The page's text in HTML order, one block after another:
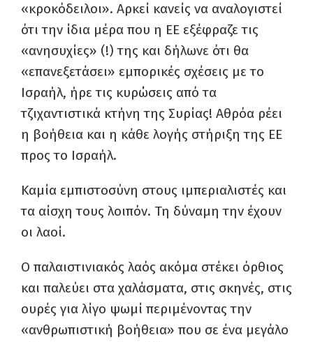
«κροκόδειλοι». Αρκεί κανείς να αναλογιστεί
ότι την ίδια μέρα που η ΕΕ εξέφραζε τις
«ανησυχίες» (!) της και δήλωνε ότι θα
«επανεξετάσει» εμπορικές σχέσεις με το
Ισραήλ, ήρε τις κυρώσεις από τα
τζιχαντιστικά κτήνη της Συρίας! Αθρόα ρέει
η βοήθεια και η κάθε λογής στήριξη της ΕΕ
προς το Ισραήλ.
Καμία εμπιστοσύνη στους ιμπεριαλιστές και
τα αίσχη τους λοιπόν. Τη δύναμη την έχουν
οι λαοί.
Ο παλαιστινιακός λαός ακόμα στέκει όρθιος
και παλεύει στα χαλάσματα, στις σκηνές, στις
ουρές για λίγο ψωμί περιμένοντας την
«ανθρωπιστική βοήθεια» που σε ένα μεγάλο